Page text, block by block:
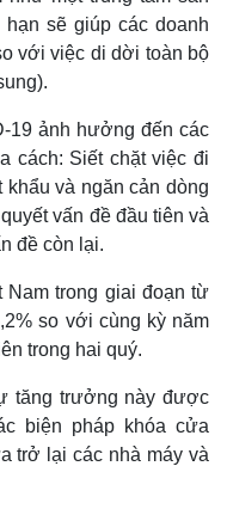
sẽ giúp các doanh
với việc di dời toàn bộ
19 ảnh hưởng đến các
cách: Siết chặt việc đi
khẩu và ngăn cản dòng
vấn đề đầu tiên và
đề còn lại.
Nam trong giai đoạn từ
so với cùng kỳ năm
trong hai quý.
tăng trưởng này được
biện pháp khóa cửa
trở lại các nhà máy và